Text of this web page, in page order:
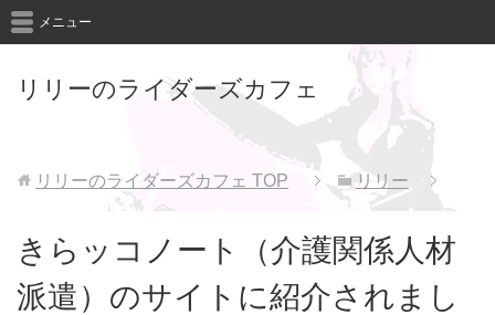
リリーのライダーズカフェ
メニュー
リリーのライダーズカフェ TOP リリー
きらッコノート（介護関係人材
派遣）のサイトに紹介されまし